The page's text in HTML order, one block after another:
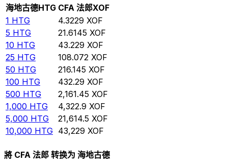
海地古德HTG CFA 法郎XOF
1 HTG 4.3229 XOF
5 HTG 21.6145 XOF
10 HTG 43.229 XOF
25 HTG 108.072 XOF
50 HTG 216.145 XOF
100 HTG 432.29 XOF
500 HTG 2,161.45 XOF
1,000 HTG 4,322.9 XOF
5,000 HTG 21,614.5 XOF
10,000 HTG 43,229 XOF
將 CFA 法郎 转换为 海地古德